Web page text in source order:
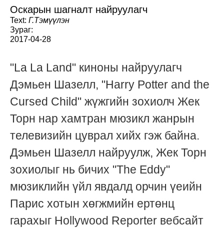
Оскарын шагналт найруулагч
Text: Г.Тэмүүлэн
Зураг:
2017-04-28
"La La Land" киноны найруулагч
Дэмьен Шазелл, "Harry Potter and the
Cursed Child" жүжгийн зохиолч Жек
Торн нар хамтран мюзикл жанрын
телевизийн цуврал хийх гэж байна.
Дэмьен Шазелл найруулж, Жек Торн
зохиолыг нь бичих "The Eddy"
мюзиклийн үйл явдалд орчин үеийн
Парис хотын хөгжмийн ертөнц
гарахыг Hollywood Reporter вебсайт